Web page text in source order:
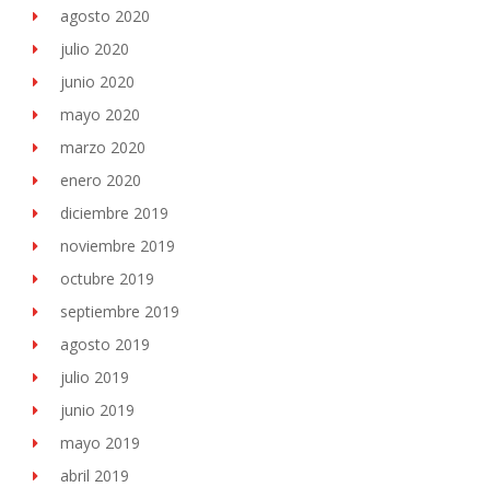
agosto 2020
julio 2020
junio 2020
mayo 2020
marzo 2020
enero 2020
diciembre 2019
noviembre 2019
octubre 2019
septiembre 2019
agosto 2019
julio 2019
junio 2019
mayo 2019
abril 2019